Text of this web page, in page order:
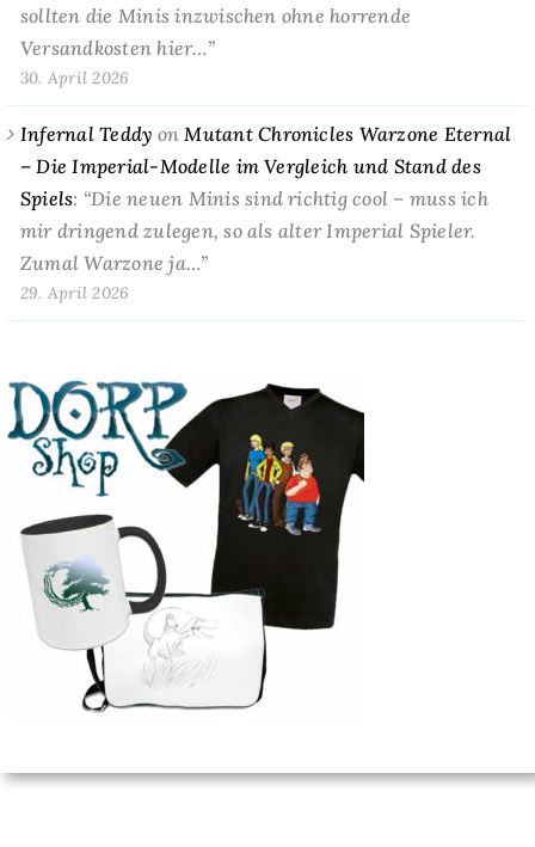
sollten die Minis inzwischen ohne horrende
Versandkosten hier…”
30. April 2026
Infernal Teddy onMutant Chronicles Warzone Eternal
– Die Imperial-Modelle im Vergleich und Stand des
Spiels: “Die neuen Minis sind richtig cool – muss ich
mir dringend zulegen, so als alter Imperial Spieler.
Zumal Warzone ja…”
29. April 2026